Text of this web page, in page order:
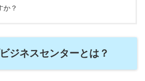
か？
ジネスセンターとは？